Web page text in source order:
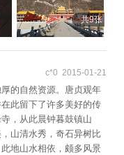
共9张
c*0 2015-01-21
的自然资源。唐贞观年
此留下了许多美好的传
，从此晨钟暮鼓镇山
山清水秀，奇石异树比
地山水相依，颇多风景